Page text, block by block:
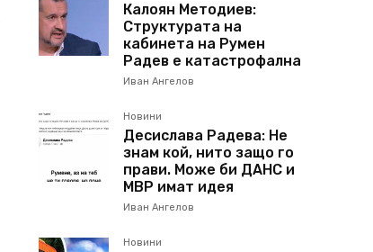
Калоян Методиев:
Структурата на
кабинета на Румен
Радев е катастрофална
Иван Ангелов
Новини
Десислава Радева: Не
знам кой, нито защо го
прави. Може би ДАНС и
МВР имат идея
Иван Ангелов
Новини